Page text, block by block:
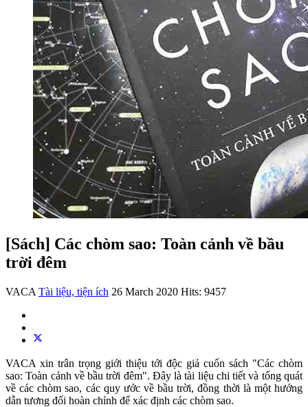
[Sách] Các chòm sao: Toàn cảnh về bầu
trời đêm
VACA Tài liệu, tiện ích 26 March 2020 Hits: 9457
VACA xin trân trọng giới thiệu tới độc giả cuốn sách "Các chòm
sao: Toàn cảnh về bầu trời đêm". Đây là tài liệu chi tiết và tổng quát
về các chòm sao, các quy ước về bầu trời, đồng thời là một hướng
dẫn tương đối hoàn chỉnh để xác định các chòm sao.